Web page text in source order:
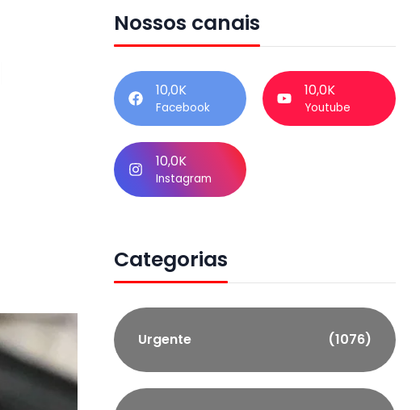
Nossos canais
10,0K
Facebook
10,0K
Youtube
10,0K
Instagram
Categorias
Urgente (1076)